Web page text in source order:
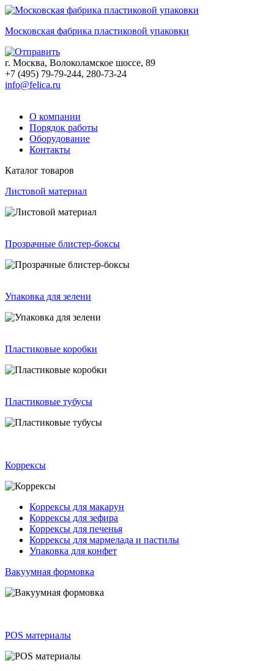
Московская фабрика пластиковой упаковки
г. Москва, Волоколамское шоссе, 89
+7 (495) 79-79-244, 280-73-24
info@felica.ru
О компании
Порядок работы
Оборудование
Контакты
Каталог товаров
Листовой материал
Прозрачные блистер-боксы
Упаковка для зелени
Пластиковые коробки
Пластиковые тубусы
Коррексы
Коррексы для макарун
Коррексы для зефира
Коррексы для печенья
Коррексы для мармелада и пастилы
Упаковка для конфет
Вакуумная формовка
POS материалы